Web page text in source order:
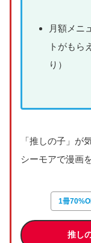
月額メニ
トがもら
り）
「推しの子」が
シーモアで漫画
1冊
推し